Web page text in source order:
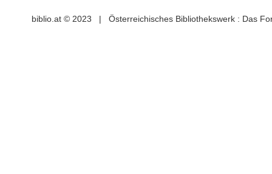
biblio.at © 2023 | Österreichisches Bibliothekswerk : Das